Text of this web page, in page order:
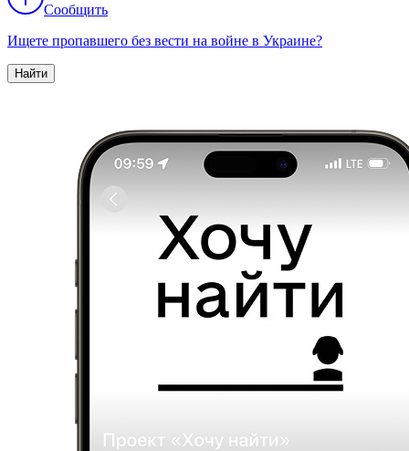
Сообщить
Ищете пропавшего без вести на войне в Украине?
Найти